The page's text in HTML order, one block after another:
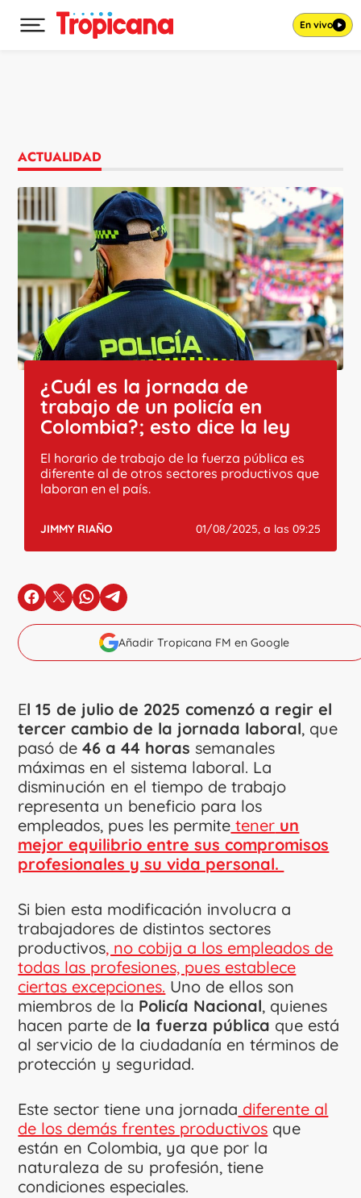
Desplegar menú principal En vivo
ACTUALIDAD
¿Cuál es la jornada de
trabajo de un policía en
Colombia?; esto dice la ley
El horario de trabajo de la fuerza pública es
diferente al de otros sectores productivos que
laboran en el país.
JIMMY RIAÑO 01/08/2025, a las 09:25
en Facebook
en Xen Whatsapp
en Telegram
Añadir Tropicana FM en Google
El 15 de julio de 2025 comenzó a regir el
tercer cambio de la jornada laboral, que
pasó de46 a 44 horas semanales
máximas en el sistema laboral. La
disminución en el tiempo de trabajo
representa un beneficio para los
empleados, pues les permite tener un
mejor equilibrio entre sus compromisos
profesionales y su vida personal.
Si bien esta modificación involucra a
trabajadores de distintos sectores
productivos, no cobija a los empleados de
todas las profesiones, pues establece
ciertas excepciones. Uno de ellos son
miembros de la Policía Nacional, quienes
hacen parte de la fuerza pública que está
al servicio de la ciudadanía en términos de
protección y seguridad.
Este sector tiene una jornada diferente al
de los demás frentes productivos que
están en Colombia, ya que por la
naturaleza de su profesión, tiene
condiciones especiales.